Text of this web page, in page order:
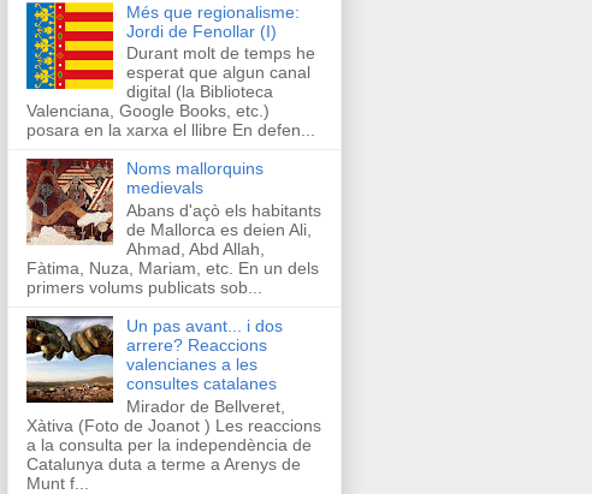
Més que regionalisme:
Jordi de Fenollar (I)
Durant molt de temps he
esperat que algun canal
digital (la Biblioteca
Valenciana, Google Books, etc.)
posara en la xarxa el llibre En defen...
Noms mallorquins
medievals
Abans d'açò els habitants
de Mallorca es deien Ali,
Ahmad, Abd Allah,
Fàtima, Nuza, Mariam, etc. En un dels
primers volums publicats sob...
Un pas avant... i dos
arrere? Reaccions
valencianes a les
consultes catalanes
Mirador de Bellveret,
Xàtiva (Foto de Joanot ) Les reaccions
a la consulta per la independència de
Catalunya duta a terme a Arenys de
Munt f...